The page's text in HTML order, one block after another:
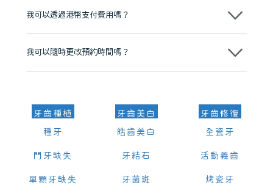
我可以透過港幣支付費用嗎？
可以。維港口腔會按照當日匯率轉算收取費用，而匯率會及時告知客人
我可以隨時更改預約時間嗎？
可以，請盡早通過wechat或whatsapp聯絡我們，告知我們你原本預約
牙齒種植
種牙
門牙缺失
單顆牙缺失
牙齒美白
皓齒美白
牙結石
牙菌斑
牙齒修復
全瓷牙
活動義齒
烤瓷牙